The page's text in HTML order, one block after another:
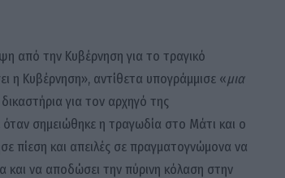
από την Κυβέρνηση για το τραγικό
η Κυβέρνηση», αντίθετα υπογράμμισε «μια
για τον αρχηγό της
σημειώθηκε η τραγωδία στο Μάτι και ο
πίεση και απειλές σε πραγματογνώμονα να
και να αποδώσει την πύρινη κόλαση στην